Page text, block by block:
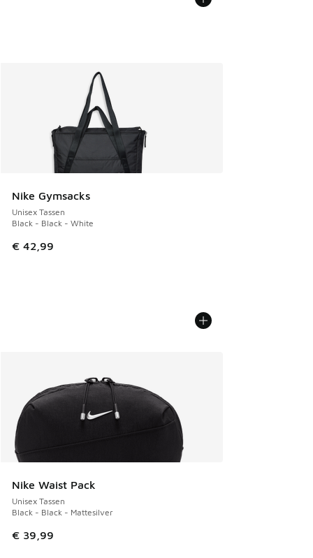
Nike Gymsacks
Unisex Tassen
Black - Black - White
€ 42,99
Nike Waist Pack
Unisex Tassen
Black - Black - Mattesilver
€ 39,99